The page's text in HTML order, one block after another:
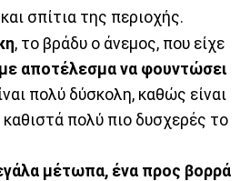
σπίτια της περιοχής.
, το βράδυ ο άνεμος, που είχε
αποτέλεσμα να φουντώσει
πολύ δύσκολη, καθώς είναι
καθιστά πολύ πιο δυσχερές το
μέτωπα, ένα προς βορρά